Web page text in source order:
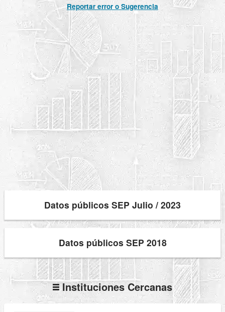
Reportar error o Sugerencia
Datos públicos SEP Julio / 2023
Datos públicos SEP 2018
Instituciones Cercanas